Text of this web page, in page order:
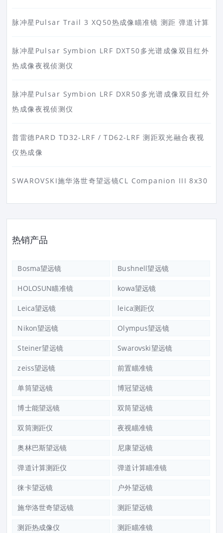
脉冲星Pulsar Trail 3 XQ50热成像瞄准镜 测距 弹道计算
脉冲星Pulsar Symbion LRF DXT50多光谱成像双目红外
热成像夜视侦测仪
脉冲星Pulsar Symbion LRF DXR50多光谱成像双目红外
热成像夜视侦测仪
普雷德PARD TD32-LRF / TD62-LRF 测距双光融合夜视
仪热成像
SWAROVSKI施华洛世奇望远镜CL Companion III 8x30
热销产品
Bosma望远镜 Bushnell望远镜
HOLOSUN瞄准镜 kowa望远镜
Leica望远镜 leica测距仪
Nikon望远镜 Olympus望远镜
Steiner望远镜 Swarovski望远镜
zeiss望远镜 前置瞄准镜
单筒望远镜 博冠望远镜
博士能望远镜 双筒望远镜
双筒测距仪 夜视瞄准镜
奥林巴斯望远镜 尼康望远镜
弹道计算测距仪 弹道计算瞄准镜
徕卡望远镜 户外望远镜
施华洛世奇望远镜 测距望远镜
测距热成像仪 测距瞄准镜